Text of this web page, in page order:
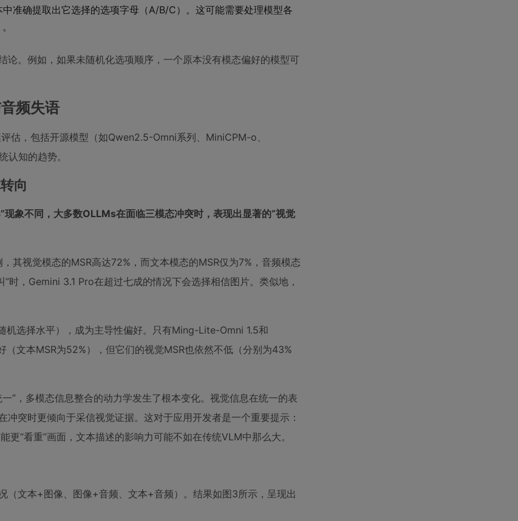
准确提取出它选择的选项字母（A/B/C）。这可能需要处理模型各
。例如，如果未随机化选项顺序，一个原本没有模态偏好的模型可
频失语
估，包括开源模型（如Qwen2.5-Omni系列、MiniCPM-o、
知的趋势。
向
象不同，大多数OLLMs在面临三模态冲突时，表现出显著的“视觉
其视觉模态的MSR高达72%，而文本模态的MSR仅为7%，音频模态
时，Gemini 3.1 Pro在超过七成的情况下会选择相信图片。类似地，
机选择水平），成为主导性偏好。只有Ming-Lite-Omni 1.5和
文本MSR为52%），但它们的视觉MSR也依然不低（分别为43%
”，多模态信息整合的动力学发生了根本变化。视觉信息在统一的表
突时更倾向于采信视觉证据。这对于应用开发者是一个重要提示：
“看重”画面，文本描述的影响力可能不如在传统VLM中那么大。
（文本+图像、图像+音频、文本+音频）。结果如图3所示，呈现出